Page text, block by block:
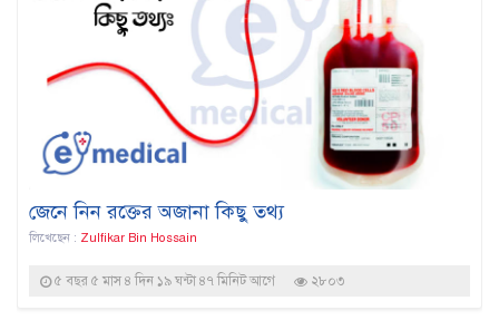
জেনে নিন রক্তের অজানা কিছু তথ্য
লিখেছেন : Zulfikar Bin Hossain
৫ বছর ৫ মাস ৪ দিন ১৯ ঘন্টা ৪৭ মিনিট আগে ২৮০৩